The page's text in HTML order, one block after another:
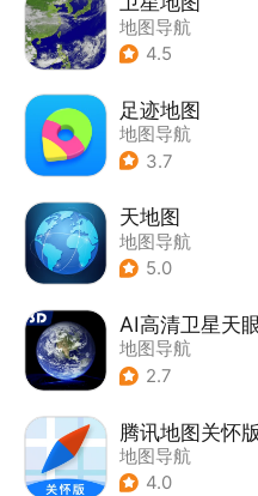
地图导航
4.5
足迹地图
地图导航
3.7
天地图
地图导航
5.0
AI高清卫星天
地图导航
2.7
腾讯地图关怀版
地图导航
4.0